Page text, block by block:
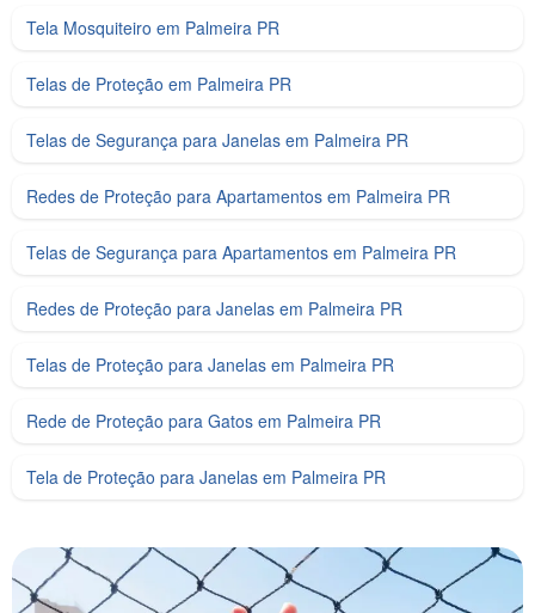
Tela Mosquiteiro em Palmeira PR
Telas de Proteção em Palmeira PR
Telas de Segurança para Janelas em Palmeira PR
Redes de Proteção para Apartamentos em Palmeira PR
Telas de Segurança para Apartamentos em Palmeira PR
Redes de Proteção para Janelas em Palmeira PR
Telas de Proteção para Janelas em Palmeira PR
Rede de Proteção para Gatos em Palmeira PR
Tela de Proteção para Janelas em Palmeira PR